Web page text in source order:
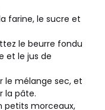
farine, le sucre et
le beurre fondu
et le jus de
le mélange sec, et
la pâte.
petits morceaux,